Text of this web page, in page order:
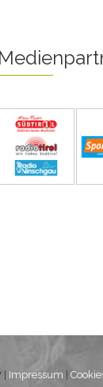
| Impressum |